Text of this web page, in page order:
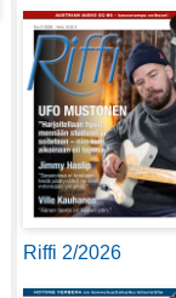
Riffi 2/2026